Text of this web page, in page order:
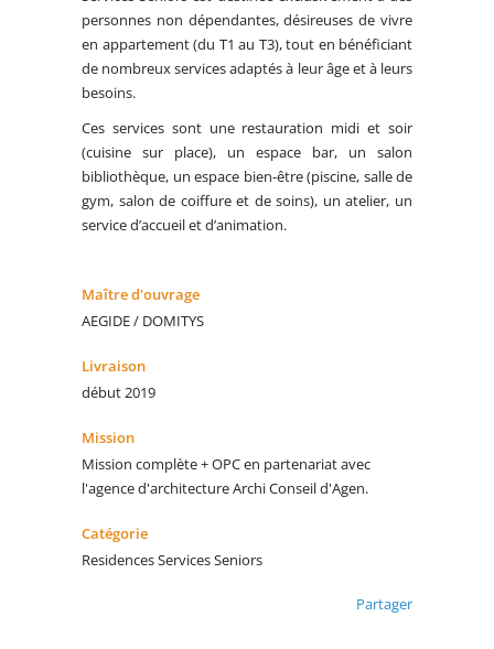
personnes non dépendantes, désireuses de vivre
en appartement (du T1 au T3), tout en bénéficiant
de nombreux services adaptés à leur âge et à leurs
besoins.
Ces services sont une restauration midi et soir
(cuisine sur place), un espace bar, un salon
bibliothèque, un espace bien-être (piscine, salle de
gym, salon de coiffure et de soins), un atelier, un
service d’accueil et d’animation.
Maître d'ouvrage
AEGIDE / DOMITYS
Livraison
début 2019
Mission
Mission complète + OPC en partenariat avec
l'agence d'architecture Archi Conseil d'Agen.
Catégorie
Residences Services Seniors
Partager